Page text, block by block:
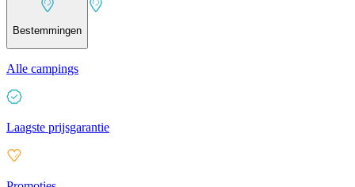
Bestemmingen
Alle campings
Laagste prijsgarantie